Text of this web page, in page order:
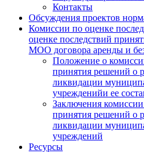
Контакты
Обсуждения проектов
Комиссии по оценке
оценке последствий
МОО договора аренды и
Положение о
принятия решений о
ликвидации
учрежденийи ее
Заключения
принятия решений о
ликвидации
учреждений
Ресурсы